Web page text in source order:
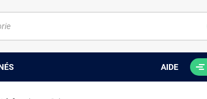
AIDE